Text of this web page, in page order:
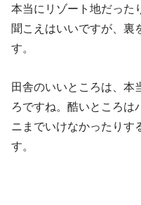
本当にリゾート地だった
聞こえはいいですが、裏
す。
田舎のいいところは、本
ろですね。酷いところは
ニまでいけなかったりす
す。